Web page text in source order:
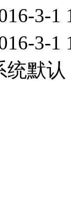
3-1
3-1
统默认